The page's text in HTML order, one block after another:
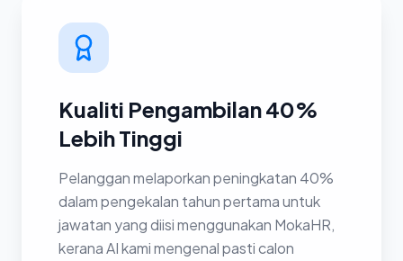
Kualiti Pengambilan 40%
Lebih Tinggi
Pelanggan melaporkan peningkatan 40%
dalam pengekalan tahun pertama untuk
jawatan yang diisi menggunakan MokaHR,
kerana AI kami mengenal pasti calon